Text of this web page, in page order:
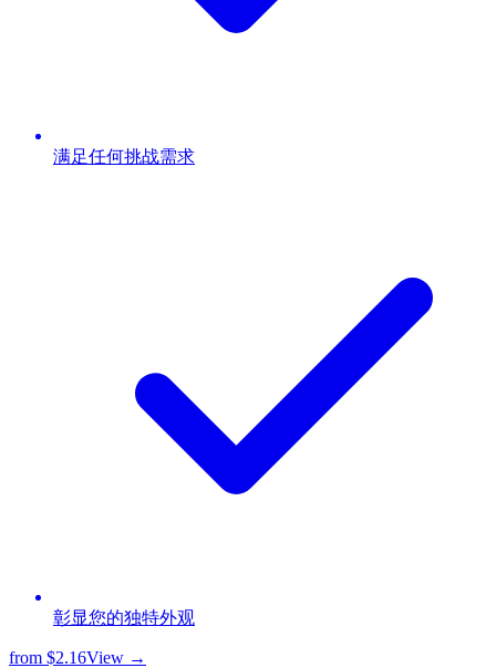
满足任何挑战需求
彰显您的独特外观
from $2.16View →